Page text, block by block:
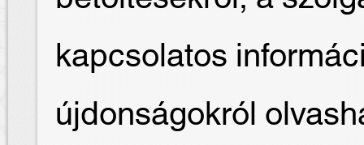
kapcsolatos
újdonságokról